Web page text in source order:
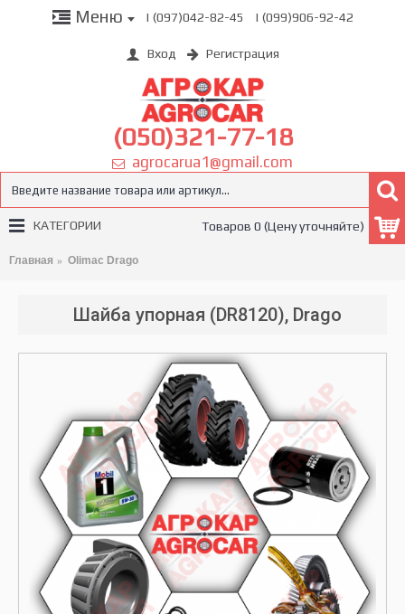
Меню | (097)042-82-45 | (099)906-92-42
Вход Регистрация
(050)321-77-18
agrocarua1@gmail.com
Товаров 0 (Цену уточняйте)
КАТЕГОРИИ
Главная Olimac Drago
Шайба упорная (DR8120), Drago